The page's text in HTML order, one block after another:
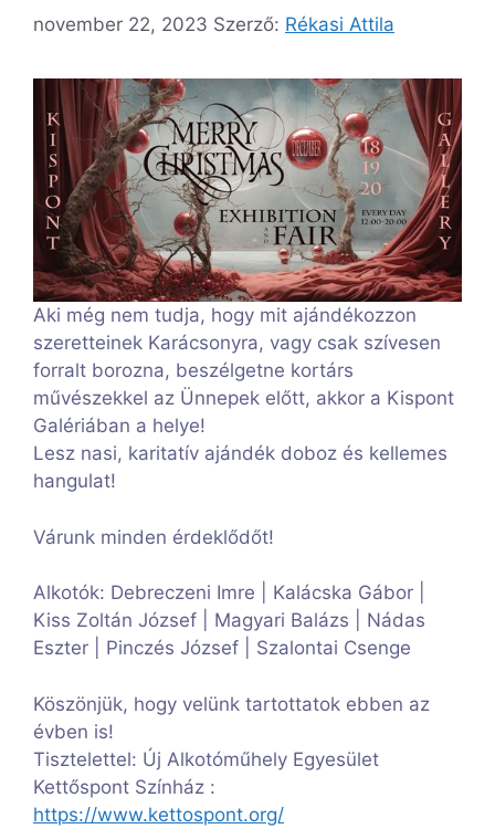
november 22, 2023 Szerző: Rékasi Attila
Aki még nem tudja, hogy mit ajándékozzon
szeretteinek Karácsonyra, vagy csak szívesen
forralt borozna, beszélgetne kortárs
művészekkel az Ünnepek előtt, akkor a Kispont
Galériában a helye!
Lesz nasi, karitatív ajándék doboz és kellemes
hangulat!
Várunk minden érdeklődőt!
Alkotók: Debreczeni Imre | Kalácska Gábor |
Kiss Zoltán József | Magyari Balázs | Nádas
Eszter | Pinczés József | Szalontai Csenge
Köszönjük, hogy velünk tartottatok ebben az
évben is!
Tisztelettel: Új Alkotóműhely Egyesület
Kettőspont Színház :
https://www.kettospont.org/